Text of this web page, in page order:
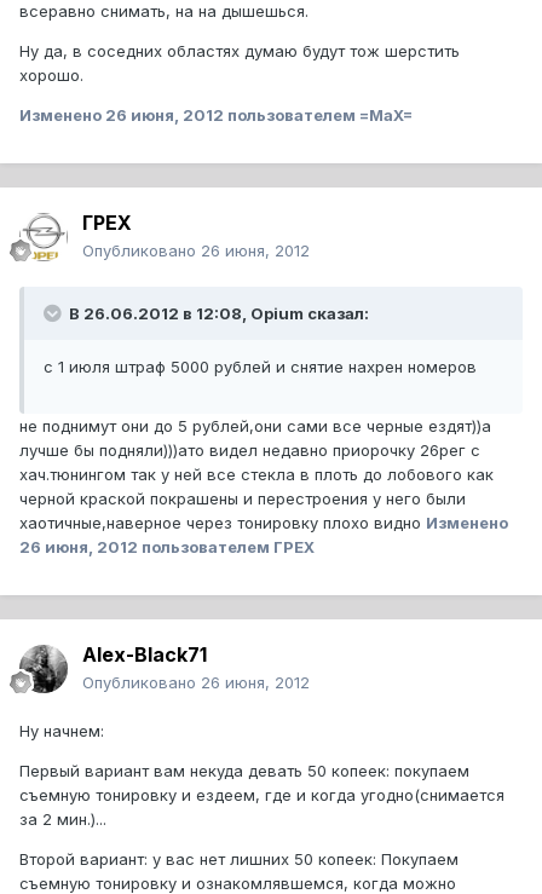
всеравно снимать, на на дышешься.
Ну да, в соседних областях думаю будут тож шерстить
хорошо.
Изменено 26 июня, 2012 пользователем =MaX=
ГРЕХ
Опубликовано 26 июня, 2012
В 26.06.2012 в 12:08, Opium сказал:
с 1 июля штраф 5000 рублей и снятие нахрен номеров
не поднимут они до 5 рублей,они сами все черные ездят))а
лучше бы подняли)))ато видел недавно приорочку 26рег с
хач.тюнингом так у ней все стекла в плоть до лобового как
черной краской покрашены и перестроения у него были
хаотичные,наверное через тонировку плохо видно Изменено
26 июня, 2012 пользователем ГРЕХ
Alex-Black71
Опубликовано 26 июня, 2012
Ну начнем:
Первый вариант вам некуда девать 50 копеек: покупаем
съемную тонировку и ездеем, где и когда угодно(снимается
за 2 мин.)...
Второй вариант: у вас нет лишних 50 копеек: Покупаем
съемную тонировку и ознакомлявшемся, когда можно